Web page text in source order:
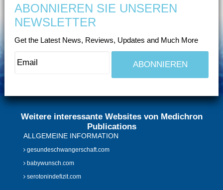
ABONNIEREN SIE UNSEREN
NEWSLETTER
Get the Latest News, Reviews, Updates and Much More
Weitere interessante Websites von Medichron
Publications
ALLGEMEINE INFORMATION
gesundeschwangerschaft.com
babywunsch.com
serotonindefizit.com